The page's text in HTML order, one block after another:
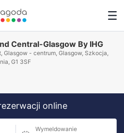
Central-Glasgow By IHG
Glasgow - centrum, Glasgow, Szkocja,
G1 3SF
online
Wymeldowanie